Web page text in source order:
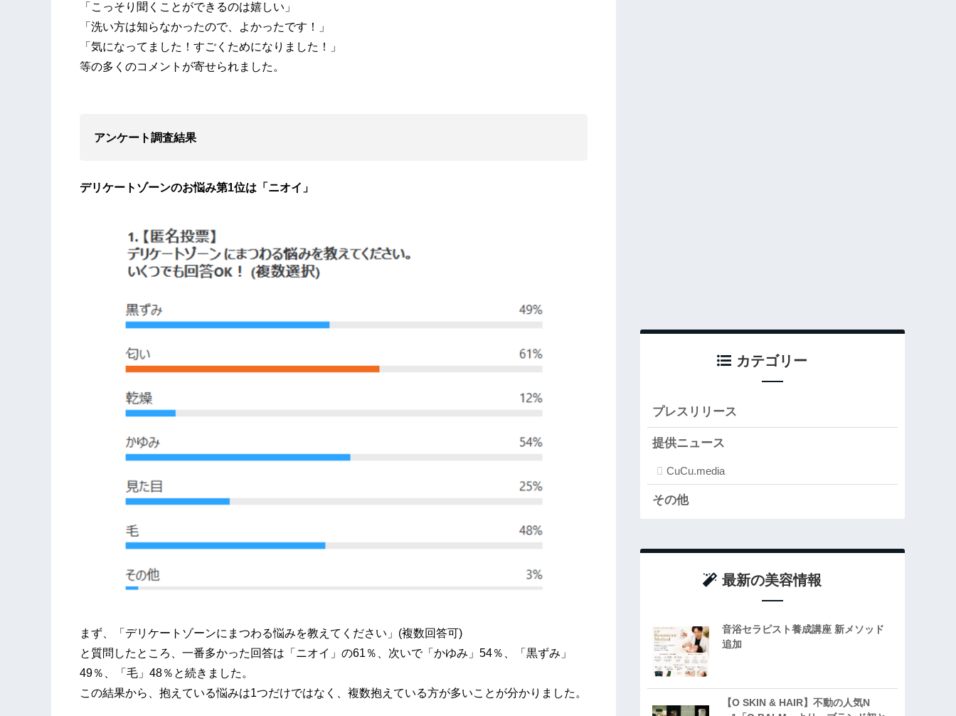
「こっそり聞くことができるのは嬉しい」
「洗い方は知らなかったので、よかったです！」
「気になってました！すごくためになりました！」
等の多くのコメントが寄せられました。
アンケート調査結果
デリケートゾーンのお悩み第1位は「ニオイ」
まず、「デリケートゾーンにまつわる悩みを教えてください」(複数回答可)
と質問したところ、一番多かった回答は「ニオイ」の61％、次いで「かゆみ」54％、「黒ずみ」
49％、「毛」48％と続きました。
この結果から、抱えている悩みは1つだけではなく、複数抱えている方が多いことが分かりました。
カテゴリー
プレスリリース
提供ニュース
CuCu.media
その他
最新の美容情報
音浴セラピスト養成講座 新メソッド
追加
【O SKIN & HAIR】不動の人気N